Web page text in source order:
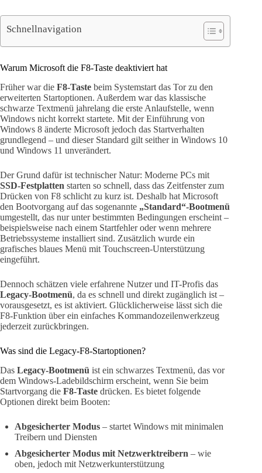
Schnellnavigation
Warum Microsoft die F8-Taste deaktiviert hat
Früher war die F8-Taste beim Systemstart das Tor zu den
erweiterten Startoptionen. Außerdem war das klassische
schwarze Textmenü jahrelang die erste Anlaufstelle, wenn
Windows nicht korrekt startete. Mit der Einführung von
Windows 8 änderte Microsoft jedoch das Startverhalten
grundlegend – und dieser Standard gilt seither in Windows 10
und Windows 11 unverändert.
Der Grund dafür ist technischer Natur: Moderne PCs mit
SSD-Festplatten starten so schnell, dass das Zeitfenster zum
Drücken von F8 schlicht zu kurz ist. Deshalb hat Microsoft
den Bootvorgang auf das sogenannte „Standard“-Bootmenü
umgestellt, das nur unter bestimmten Bedingungen erscheint –
beispielsweise nach einem Startfehler oder wenn mehrere
Betriebssysteme installiert sind. Zusätzlich wurde ein
grafisches blaues Menü mit Touchscreen-Unterstützung
eingeführt.
Dennoch schätzen viele erfahrene Nutzer und IT-Profis das
Legacy-Bootmenü, da es schnell und direkt zugänglich ist –
vorausgesetzt, es ist aktiviert. Glücklicherweise lässt sich die
F8-Funktion über ein einfaches Kommandozeilenwerkzeug
jederzeit zurückbringen.
Was sind die Legacy-F8-Startoptionen?
Das Legacy-Bootmenü ist ein schwarzes Textmenü, das vor
dem Windows-Ladebildschirm erscheint, wenn Sie beim
Startvorgang die F8-Taste drücken. Es bietet folgende
Optionen direkt beim Booten:
Abgesicherter Modus – startet Windows mit minimalen
Treibern und Diensten
Abgesicherter Modus mit Netzwerktreibern – wie
oben, jedoch mit Netzwerkunterstützung